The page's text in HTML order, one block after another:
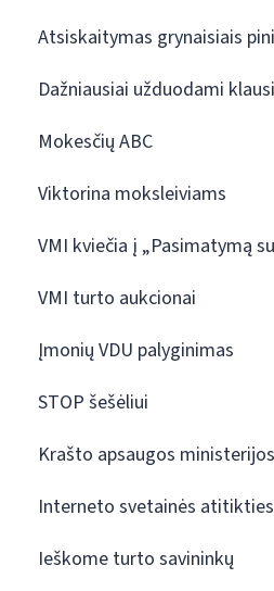
Atsiskaitymas grynaisiais
Dažniausiai užduodami
Mokesčių ABC
Viktorina moksleiviams
VMI kviečia į „Pasimatymą
VMI turto aukcionai
Įmonių VDU palyginimas
STOP šešėliui
Krašto apsaugos
Interneto svetainės
Ieškome turto savininkų